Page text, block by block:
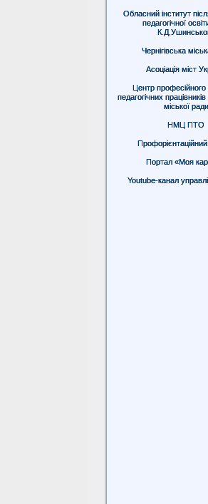
Обласний інститут
педагогічної
Чернігівська
Асоціація міст
Центр професійного
педагогічних працівників
міської ради
НМЦ ПТО
Портал «Моя
Youtube-канал